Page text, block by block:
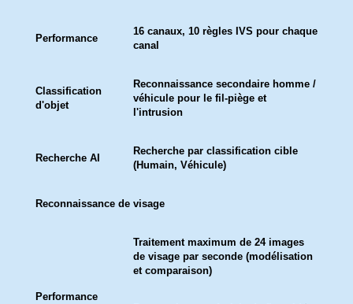
Performance
16 canaux, 10 règles IVS pour chaque
canal
Classification
d'objet
Reconnaissance secondaire homme /
véhicule pour le fil-piège et
l'intrusion
Recherche AI
Recherche par classification cible
(Humain, Véhicule)
Reconnaissance de visage
Performance
Traitement maximum de 24 images
de visage par seconde (modélisation
et comparaison)